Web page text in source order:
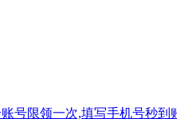
号限领一次,填写手机号秒到